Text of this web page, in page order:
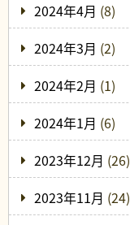
2024年4月 (8)
2024年3月 (2)
2024年2月 (1)
2024年1月 (6)
2023年12月 (26)
2023年11月 (24)